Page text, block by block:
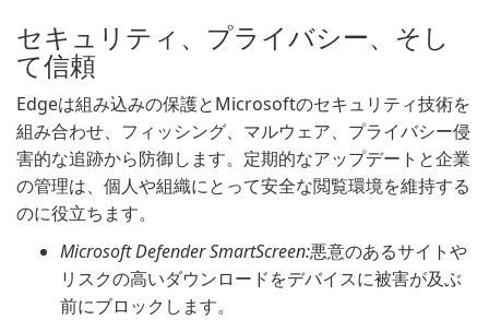
セキュリティ、プライバシー、そし
て信頼
Edgeは組み込みの保護とMicrosoftのセキュリティ技術を
組み合わせ、フィッシング、マルウェア、プライバシー侵
害的な追跡から防御します。定期的なアップデートと企業
の管理は、個人や組織にとって安全な閲覧環境を維持する
のに役立ちます。
Microsoft Defender SmartScreen:悪意のあるサイトや
リスクの高いダウンロードをデバイスに被害が及ぶ
前にブロックします。